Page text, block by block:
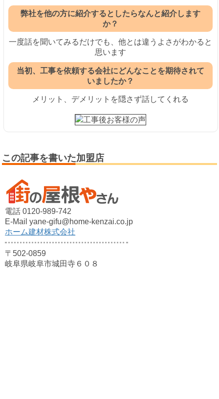
弊社を他の方に紹介するとしたらなんと紹介します
か？
一度話を聞いてみるだけでも、他とは違うよさがわかると
思います
当初、工事を依頼する会社にどんなことを期待されて
いましたか？
メリット、デメリットを隠さず話してくれる
この記事を書いた加盟店
電話 0120-989-742
E-Mail yane-gifu@home-kenzai.co.jp
ホーム建材株式会社
〒502-0859
岐阜県岐阜市城田寺６０８